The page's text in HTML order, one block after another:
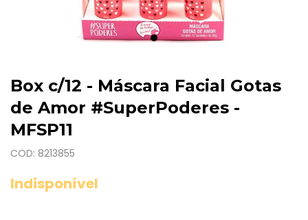
Box c/12 - Máscara Facial Gotas
de Amor #SuperPoderes -
MFSP11
COD: 8213855
Indisponível